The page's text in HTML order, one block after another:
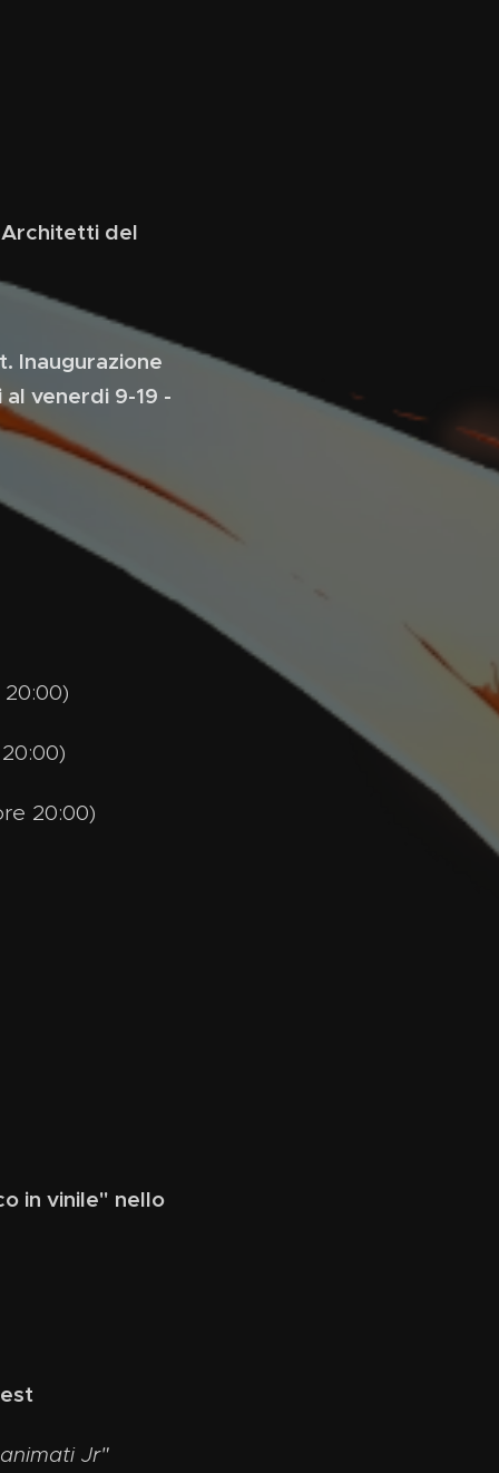
Architetti del
Inaugurazione
venerdi 9-19 -
20:00)
in vinile" nello
Jr"